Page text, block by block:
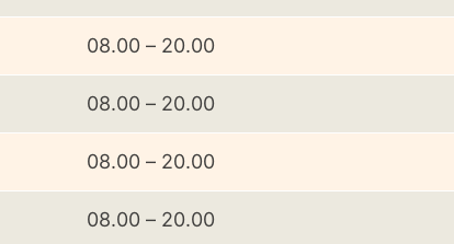
08.00 – 20.00
08.00 – 20.00
08.00 – 20.00
08.00 – 20.00